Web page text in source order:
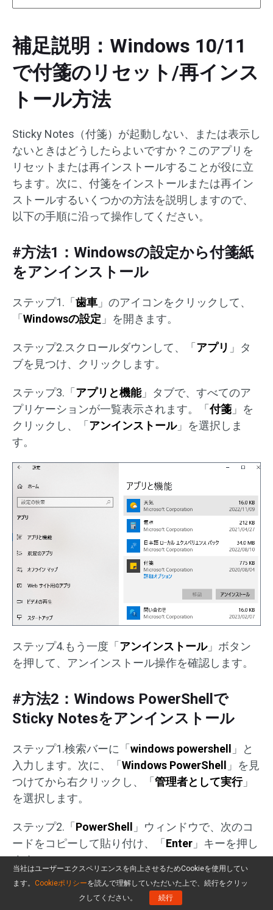
補足説明：Windows 10/11
で付箋のリセット/再インス
トール方法
Sticky Notes（付箋）が起動しない、または表示し
ないときはどうしたらよいですか？このアプリを
リセットまたは再インストールすることが役に立
ちます。次に、付箋をインストールまたは再イン
ストールするいくつかの方法を説明しますので、
以下の手順に沿って操作してください。
#方法1：Windowsの設定から付箋紙
をアンインストール
ステップ1.「 歯車 」のアイコンをクリックして、
「 Windowsの設定 」を開きます。
ステップ2.スクロールダウンして、「 アプリ 」タ
ブを見つけ、クリックします。
ステップ3.「 アプリと機能」タブで、すべてのア
プリケーションが一覧表示されます。「付箋 」を
クリックし、「 アンインストール」を選択しま
す。
ステップ4.もう一度「アンインストール」ボタン
を押して、アンインストール操作を確認します。
#方法2：Windows PowerShellで
Sticky Notesをアンインストール
ステップ1.検索バーに「windows powershell 」と
入力します。次に、「Windows PowerShell 」を見
つけてから右クリックし、「管理者として実行」
を選択します。
ステップ2.「PowerShell 」ウィンドウで、次のコ
ードをコピーして貼り付け、「Enter 」キーを押し
ます。
Get-AppxPackage
Microsoft.MicrosoftStickyNotes | Remove-
当社はユーザーエクスペリエンスを向上させるためCookieを使用してい
ます。 Cookieポリシーを読んで理解していただいた上で、続行をクリッ
クしてください。
続行